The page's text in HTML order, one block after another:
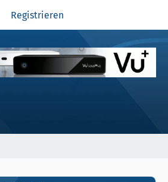
Registrieren